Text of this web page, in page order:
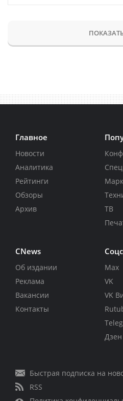
Главное
Новости
Аналитика
Рейтинги
Обзоры
Архив
ТВ
CNews
Об издании
Реклама
Вакансии
Контакты
Max
VK
VK
Дзен
Быстрая подписка на
RSS